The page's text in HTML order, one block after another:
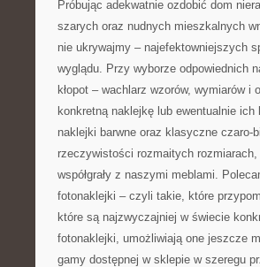
Próbując adekwatnie ozdobić dom
szarych oraz nudnych mieszkalnych
nie ukrywajmy – najefektowniejszych
wyglądu. Przy wyborze odpowiednich
kłopot – wachlarz wzorów, wymiarów
konkretną naklejkę lub ewentualnie
naklejki barwne oraz klasyczne czaro-
rzeczywistości rozmaitych
współgrały z naszymi meblami.
fotonaklejki – czyli takie, które
które są najzwyczajniej w świecie
fotonaklejki, umożliwiają one jeszcze
gamy dostępnej w sklepie w szeregu